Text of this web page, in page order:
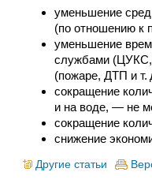
уменьшение
(по отношению к
уменьшение
службами (ЦУКС,
(пожаре, ДТП и
сокращение
и на воде, — не
сокращение
снижение
Другие статьи